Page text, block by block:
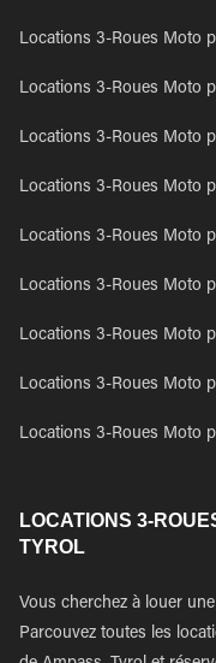
Locations 3-Roues Moto
Locations 3-Roues Moto
Locations 3-Roues Moto
Locations 3-Roues Moto
Locations 3-Roues Moto
Locations 3-Roues Moto
Locations 3-Roues Moto
Locations 3-Roues Moto
Locations 3-Roues Moto
LOCATIONS 3-
TYROL
Vous cherchez à louer
Parcouvez toutes les